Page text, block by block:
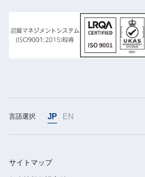
言語選択 JP EN
サイトマップ